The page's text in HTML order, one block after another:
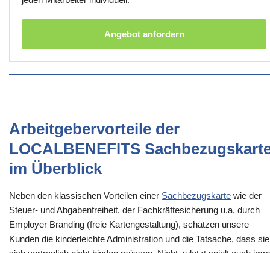
Angebot anfordern
Arbeitgebervorteile der
LOCALBENEFITS
im Überblick
Neben den klassischen Vorteilen einer Sachbezugskarte wie der
Steuer- und Abgabenfreiheit, der Fachkräftesicherung u.a. durch
Employer Branding (freie Kartengestaltung), schätzen unsere
Kunden die kinderleichte Administration und die Tatsache, dass sie